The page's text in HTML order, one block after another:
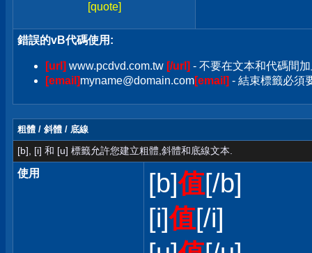
[quote]
錯誤的vB代碼使用:
[url] www.pcdvd.com.tw [/url] - 不要在文本和代碼間
[email]myname@domain.com[email] - 結束標籤必須
粗體 / 斜體 / 底線
[b], [i] 和 [u] 標籤允許您建立粗體,斜體和底線文本.
使用 [b]值[/b]
[i]值[/i]